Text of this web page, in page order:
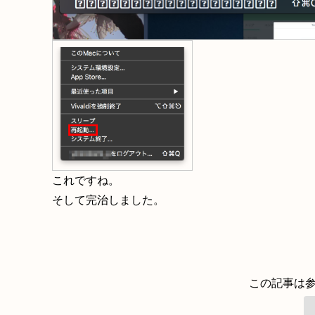
これですね。
そして完治しました。